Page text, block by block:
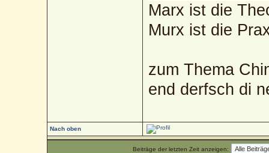
Marx ist die
Murx ist die
zum Thema
end derfsch di
Nach oben
Beiträge der letzten Zeit anzeigen: